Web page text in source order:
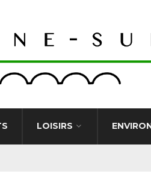
LOISIRS